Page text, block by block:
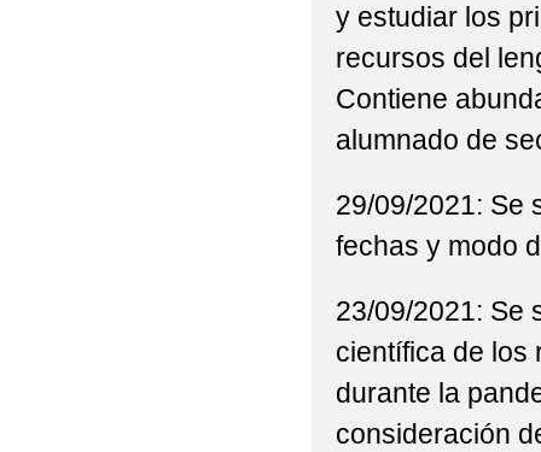
y estudiar los
recursos del
Contiene
alumnado de
29/09/2021: Se
fechas y modo
23/09/2021: Se
científica de los
durante la
consideración